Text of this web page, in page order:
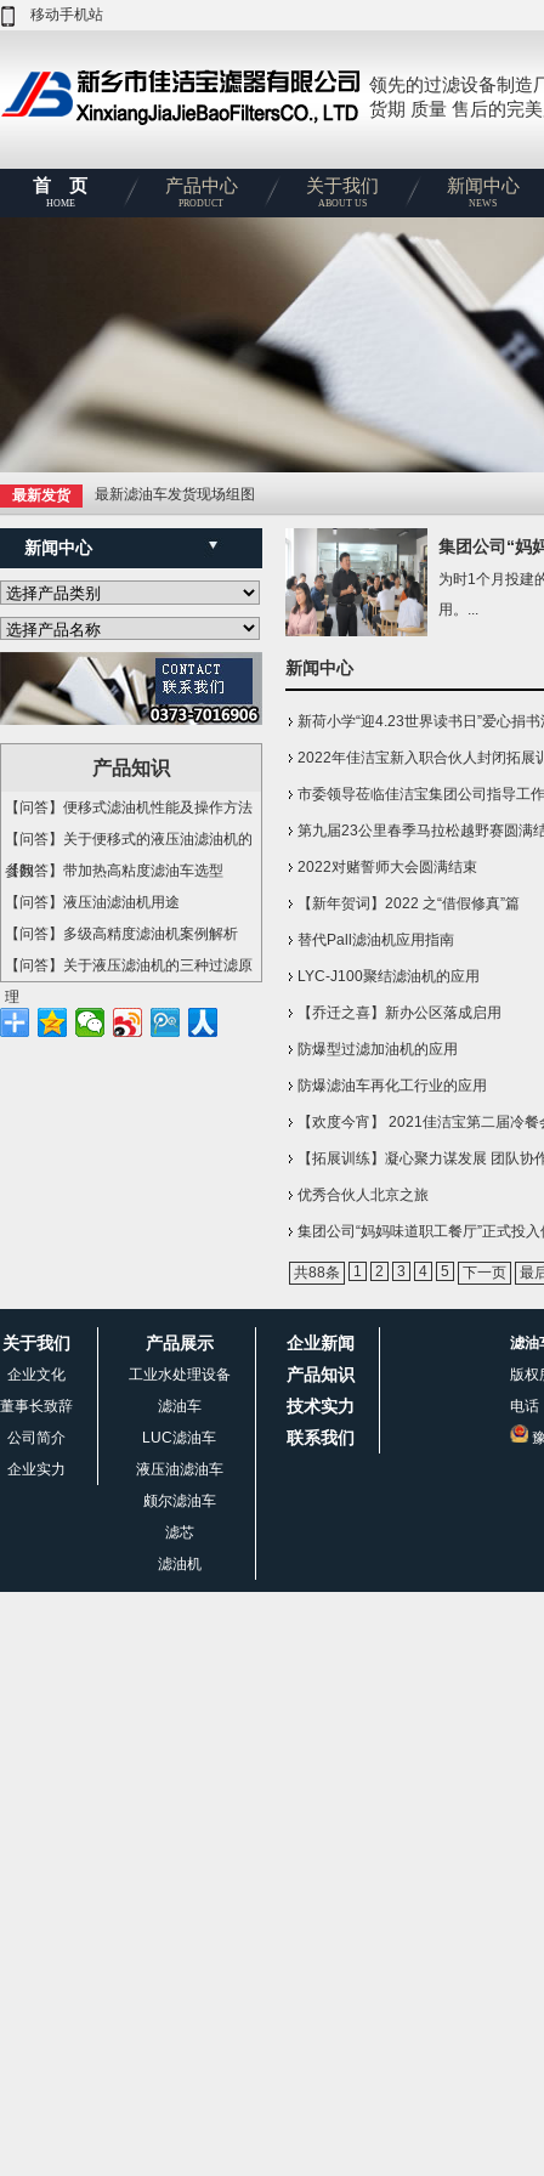
移动手机站
领先的过滤设备制造
货期 质量 售后的完
首 页
HOME
产品中心
PRODUCT
关于我们
ABOUT US
新闻中心
NEWS
最新发货 最新滤油车发货现场组图
新闻中心
产品知识
【问答】便移式滤油机性能及操作方法
【问答】关于便移式的液压油滤油机的
参数
【问答】带加热高粘度滤油车选型
【问答】液压油滤油机用途
【问答】多级高精度滤油机案例解析
【问答】关于液压滤油机的三种过滤原
理
集团公司“妈
为时1个月投建
用。...
新闻中心
新荷小学“迎4.23世界读书日”爱心捐书
2022年佳洁宝新入职合伙人封闭拓展
市委领导莅临佳洁宝集团公司指导工作
第九届23公里春季马拉松越野赛圆满
2022对赌誓师大会圆满结束
【新年贺词】2022 之“借假修真”篇
替代Pall滤油机应用指南
LYC-J100聚结滤油机的应用
【乔迁之喜】新办公区落成启用
防爆型过滤加油机的应用
防爆滤油车再化工行业的应用
【欢度今宵】 2021佳洁宝第二届冷
【拓展训练】凝心聚力谋发展 团队协
优秀合伙人北京之旅
集团公司“妈妈味道职工餐厅”正式投入
共88条 1 2 3 4 5 下一页 最
关于我们
企业文化
董事长致辞
公司简介
企业实力
产品展示
工业水处理设备
滤油车
LUC滤油车
液压油滤油车
颇尔滤油车
滤芯
滤油机
企业新闻
产品知识
技术实力
联系我们
滤油
版权
电话